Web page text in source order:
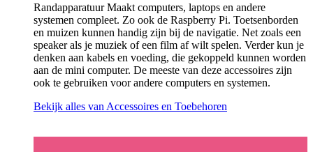
Randapparatuur Maakt computers, laptops en andere
systemen compleet. Zo ook de Raspberry Pi. Toetsenborden
en muizen kunnen handig zijn bij de navigatie. Net zoals een
speaker als je muziek of een film af wilt spelen. Verder kun je
denken aan kabels en voeding, die gekoppeld kunnen worden
aan de mini computer. De meeste van deze accessoires zijn
ook te gebruiken voor andere computers en systemen.
Bekijk alles van Accessoires en Toebehoren